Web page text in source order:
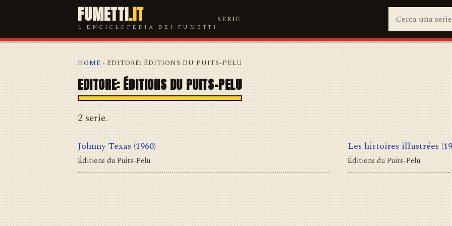
FUMETTI.IT
L'ENCICLOPEDIA DEI FUMETTI
SERIE
HOME › EDITORE: ÉDITIONS DU PUITS-PELU
EDITORE: ÉDITIONS DU PUITS-PELU
2 serie.
Johnny Texas (1960)
Éditions du Puits-Pelu
Les histoires illustrées
Éditions du Puits-Pelu